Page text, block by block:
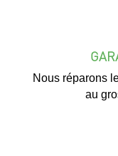
Nous réparons
au